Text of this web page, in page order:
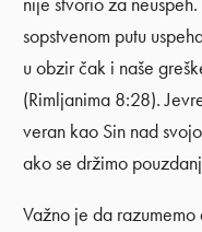
sopstvenom putu
u obzir čak i naše
(Rimljanima 8:28).
veran kao Sin nad
ako se držimo
Važno je da